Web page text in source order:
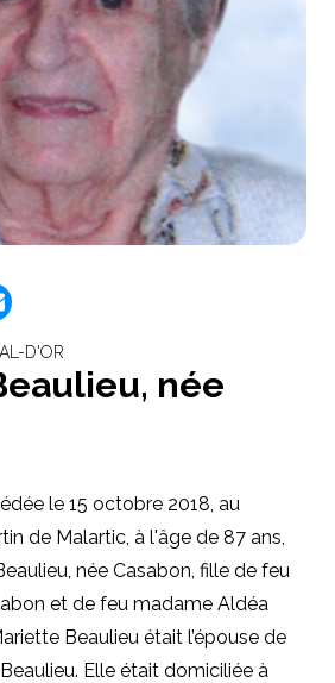
D'OR
née
le 15 octobre 2018, au
de Malartic, à l'âge de 87 ans,
née Casabon, fille de feu
et de feu madame Aldéa
Beaulieu était l’épouse de
Elle était domiciliée à